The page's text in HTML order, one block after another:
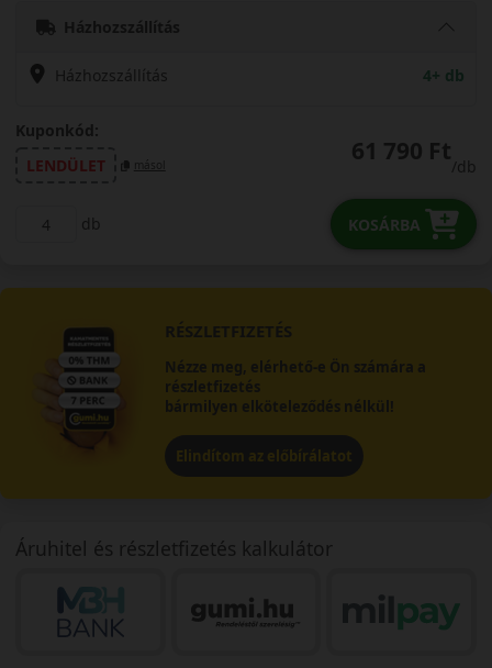
Házhozszállítás
Házhozszállítás 4+ db
Kuponkód:
LENDÜLET
másol 61 790 Ft
/db
db KOSÁRBA
RÉSZLETFIZETÉS
Nézze meg, elérhető-e Ön számára a
részletfizetés
bármilyen elköteleződés nélkül!
Elindítom az előbírálatot
Áruhitel és részletfizetés kalkulátor